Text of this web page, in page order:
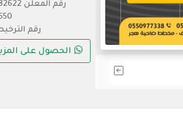
رقم الترخيص
الحصول على